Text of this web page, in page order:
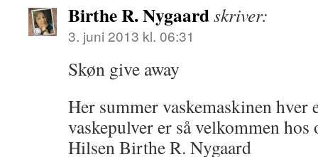
Birthe R. Nygaardskriver:
3. juni 2013 kl. 06:31
Skøn give away
Her summer vaskemaskinen hver
vaskepulver er så velkommen hos
Hilsen Birthe R. Nygaard